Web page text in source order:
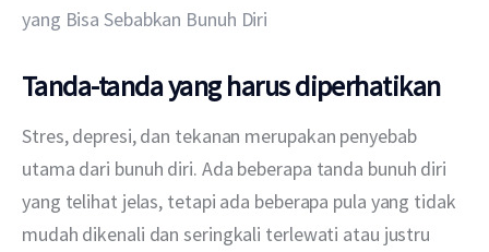
yang Bisa Sebabkan Bunuh Diri
Tanda-tanda yang harus diperhatikan
Stres, depresi, dan tekanan merupakan penyebab
utama dari bunuh diri. Ada beberapa tanda bunuh diri
yang telihat jelas, tetapi ada beberapa pula yang tidak
mudah dikenali dan seringkali terlewati atau justru